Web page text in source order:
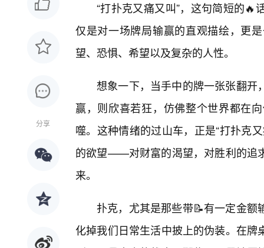
分享
“打扑克又痛又叫”，这句简短的
仅是对一场牌局输赢的直观描绘，更
望、恐惧、希望以及复杂的人性。
想象一下，当手中的牌一张张翻开
赢，则欣喜若狂，仿佛整个世界都在
噬。这种情绪的过山车，正是“打扑克
的欲望——对财富的渴望，对胜利的追
来。
扑克，尤其是那些带📝有一定金额
化掉我们日常生活中披上的伪装。在